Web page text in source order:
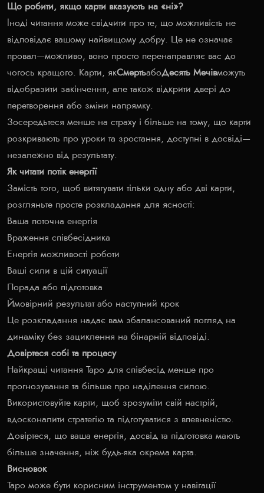
Що робити, якщо карти вказують на «ні»?
Іноді читання може свідчити про те, що можливість не
відповідає вашому найвищому добру. Це не означає
провал—можливо, воно просто перенаправляє вас до
чогось кращого. Карти, якСмертьабоДесять Мечівможуть
відобразити закінчення, але також відкрити двері до
перетворення або зміни напрямку.
Зосередьтеся менше на страху і більше на тому, що карти
розкривають про уроки та зростання, доступні в досвіді—
незалежно від результату.
Як читати потік енергії
Замість того, щоб витягувати тільки одну або дві карти,
розгляньте просте розкладання для ясності:
Ваша поточна енергія
Враження співбесідника
Енергія можливості роботи
Ваші сили в цій ситуації
Порада або підготовка
Ймовірний результат або наступний крок
Це розкладання надає вам збалансований погляд на
динаміку без зациклення на бінарній відповіді.
Довіртеся собі та процесу
Найкращі читання Таро для співбесід менше про
прогнозування та більше про наділення силою.
Використовуйте карти, щоб зрозуміти свій настрій,
вдосконалити стратегію та підготуватися з впевненістю.
Довіртеся, що ваша енергія, досвід та підготовка мають
більше значення, ніж будь-яка окрема карта.
Висновок
Таро може бути корисним інструментом у навігації